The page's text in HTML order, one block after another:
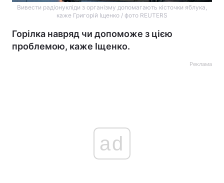
Вивести радіонукліди з організму допомагають кісточки яблука,
каже Григорій Іщенко / фото REUTERS
Горілка навряд чи допоможе з цією
проблемою, каже Іщенко.
Реклама
ad